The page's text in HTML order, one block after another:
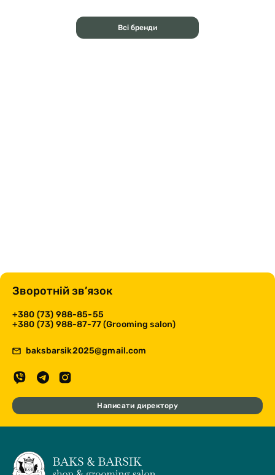
Всі бренди
Зворотній зв’язок
+380 (73) 988-85-55
+380 (73) 988-87-77 (Grooming salon)
baksbarsik2025@gmail.com
Написати директору